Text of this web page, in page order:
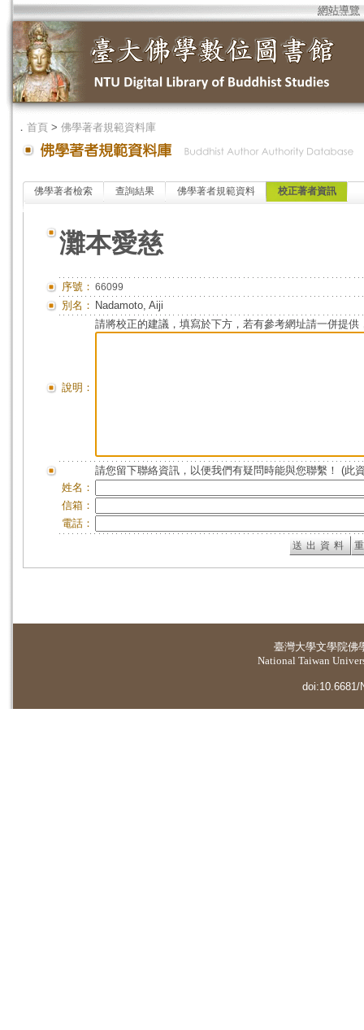
網站導覽
． 首頁 > 佛學著者規範資料庫
佛學著者檢索 查詢結果 佛學著者規範資料 校正著者資訊
灘本愛慈
序號： 66099
別名： Nadamoto, Aiji
說明：
請將校正的建議，填寫於下方，若有參考網址請一併提供
請您留下聯絡資訊，以便我們有疑問時能與您聯繫！ (此
姓名：
信箱：
電話：
臺灣大學文學院佛
National Taiwan
doi:10.6681/